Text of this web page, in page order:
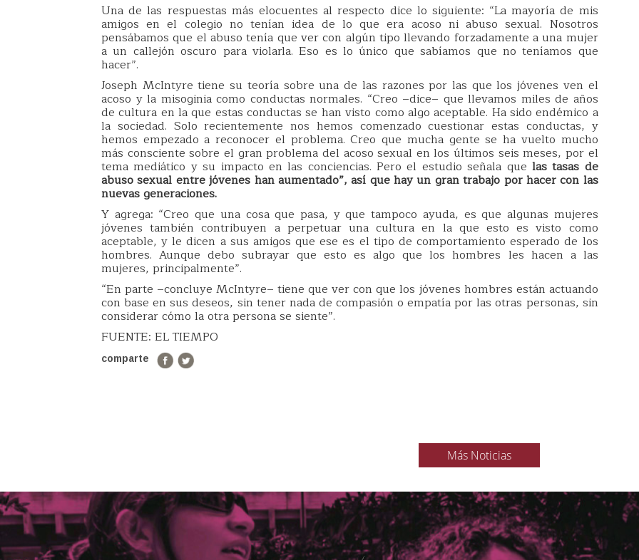
Una de las respuestas más elocuentes al respecto dice lo siguiente: “La mayoría de mis
amigos en el colegio no tenían idea de lo que era acoso ni abuso sexual. Nosotros
pensábamos que el abuso tenía que ver con algún tipo llevando forzadamente a una mujer
a un callejón oscuro para violarla. Eso es lo único que sabíamos que no teníamos que
hacer”.
Joseph McIntyre tiene su teoría sobre una de las razones por las que los jóvenes ven el
acoso y la misoginia como conductas normales. “Creo –dice– que llevamos miles de años
de cultura en la que estas conductas se han visto como algo aceptable. Ha sido endémico a
la sociedad. Solo recientemente nos hemos comenzado cuestionar estas conductas, y
hemos empezado a reconocer el problema. Creo que mucha gente se ha vuelto mucho
más consciente sobre el gran problema del acoso sexual en los últimos seis meses, por el
tema mediático y su impacto en las conciencias. Pero el estudio señala que las tasas de
abuso sexual entre jóvenes han aumentado”, así que hay un gran trabajo por hacer con las
nuevas generaciones.
Y agrega: “Creo que una cosa que pasa, y que tampoco ayuda, es que algunas mujeres
jóvenes también contribuyen a perpetuar una cultura en la que esto es visto como
aceptable, y le dicen a sus amigos que ese es el tipo de comportamiento esperado de los
hombres. Aunque debo subrayar que esto es algo que los hombres les hacen a las
mujeres, principalmente”.
“En parte –concluye McIntyre– tiene que ver con que los jóvenes hombres están actuando
con base en sus deseos, sin tener nada de compasión o empatía por las otras personas, sin
considerar cómo la otra persona se siente”.
FUENTE: EL TIEMPO
comparte
Más Noticias